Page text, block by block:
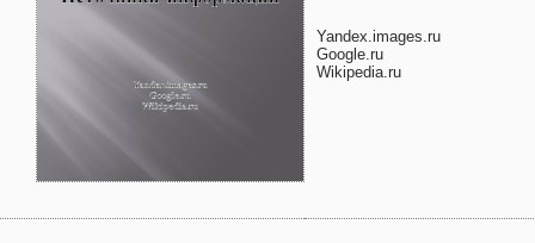
Yandex.images.ru
Google.ru
Wikipedia.ru